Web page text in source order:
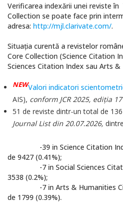
Verificarea indexării unei reviste în
Collection se poate face prin
adresa: http://mjl.clarivate.com/.
Situaţia curentă a revistelor
Core Collection (Science Citation
Sciences Citation Index sau Arts
NEWValori indicatori
AIS), conform JCR 2025, ediţia
51 de reviste dintr-un total de
Journal List din 20.07.2026,
-39 in Science Citation
de 9427 (0.41%);
-7 in Social Sciences
3538 (0.2%);
-7 in Arts & Humanities
de 1799 (0.39%).